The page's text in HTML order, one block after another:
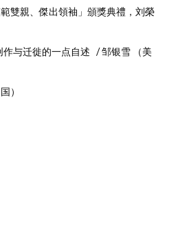
雙親、傑出領袖」頒獎典禮，刘榮
与迁徙的一点自述 / 邹银雪 （美
）